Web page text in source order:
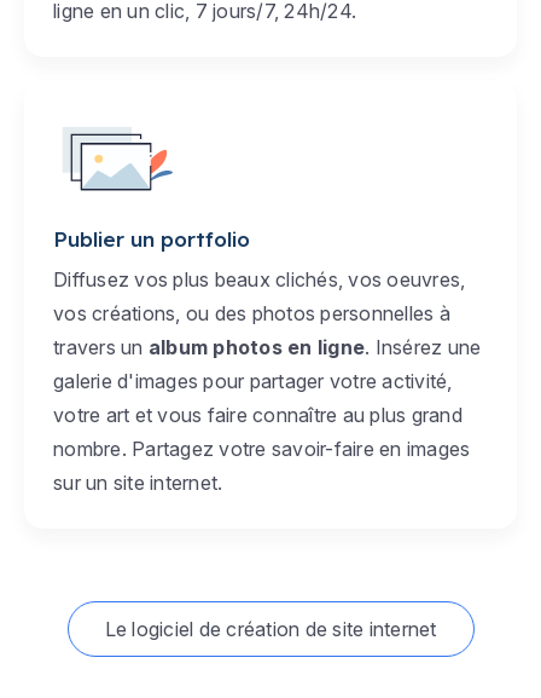
ligne en un clic, 7 jours/7, 24h/24.
Publier un portfolio
Diffusez vos plus beaux clichés, vos oeuvres,
vos créations, ou des photos personnelles à
travers un album photos en ligne. Insérez une
galerie d'images pour partager votre activité,
votre art et vous faire connaître au plus grand
nombre. Partagez votre savoir-faire en images
sur un site internet.
Le logiciel de création de site internet